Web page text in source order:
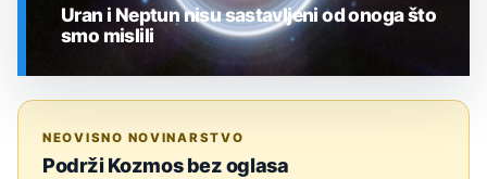
Uran i Neptun nisu sastavljeni od onoga što
smo mislili
NEOVISNO NOVINARSTVO
Podrži Kozmos bez oglasa